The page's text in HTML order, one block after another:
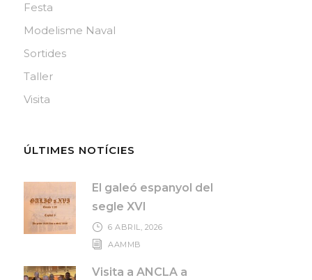
Festa
Modelisme Naval
Sortides
Taller
Visita
ÚLTIMES NOTÍCIES
El galeó espanyol del
segle XVI
6 ABRIL, 2026
AAMMB
Visita a ANCLA a